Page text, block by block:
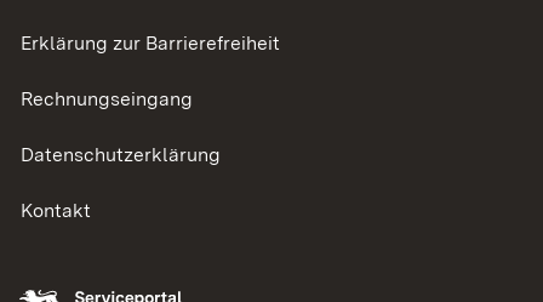
Erklärung zur Barrierefreiheit
Rechnungseingang
Datenschutzerklärung
Kontakt